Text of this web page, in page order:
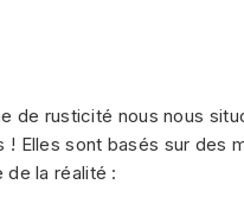
rusticité nous nous
Elles sont basés sur des
la réalité :